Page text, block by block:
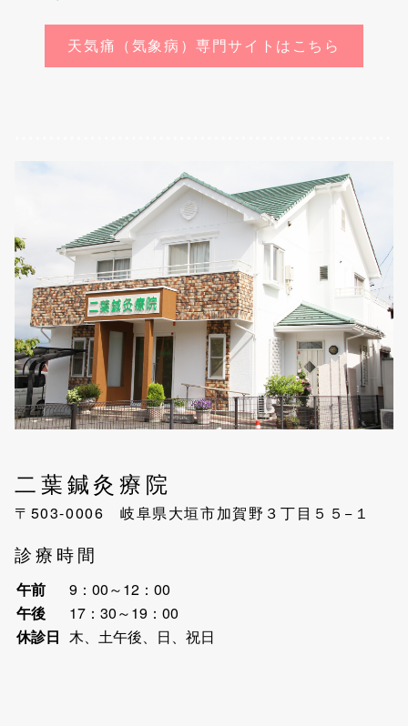
天気痛（気象病）専門サイトはこちら
二葉鍼灸療院
〒503-0006 岐阜県大垣市加賀野３丁目５５−１
診療時間
午前
9：00～12：00
午後
17：30～19：00
休診日 木、土午後、日、祝日